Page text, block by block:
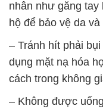
nhân như găng tay
hộ để bảo vệ da
– Tránh hít phải bụi
dụng mặt nạ hóa
cách trong không
– Không được